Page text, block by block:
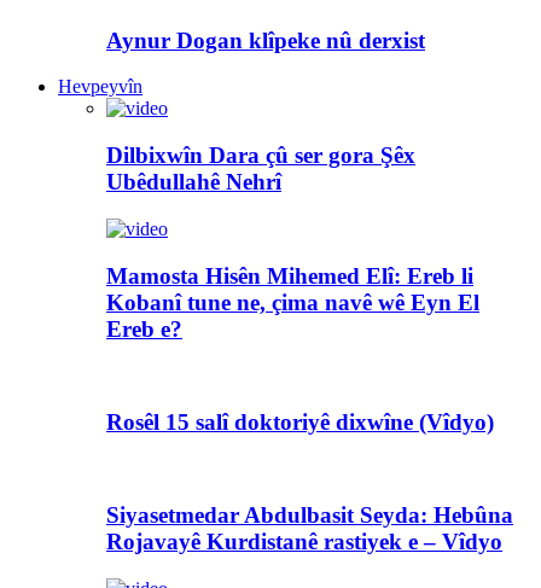
Aynur Dogan klîpeke nû derxist
Hevpeyvîn
Dilbixwîn Dara çû ser gora Şêx
Ubêdullahê Nehrî
Mamosta Hisên Mihemed Elî: Ereb li
Kobanî tune ne, çima navê wê Eyn El
Ereb e?
Rosêl 15 salî doktoriyê dixwîne (Vîdyo)
Siyasetmedar Abdulbasit Seyda: Hebûna
Rojavayê Kurdistanê rastiyek e – Vîdyo